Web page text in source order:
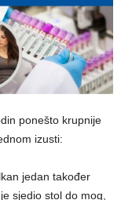
ponešto krupnije
izusti:
jedan također
sjedio stol do mog,